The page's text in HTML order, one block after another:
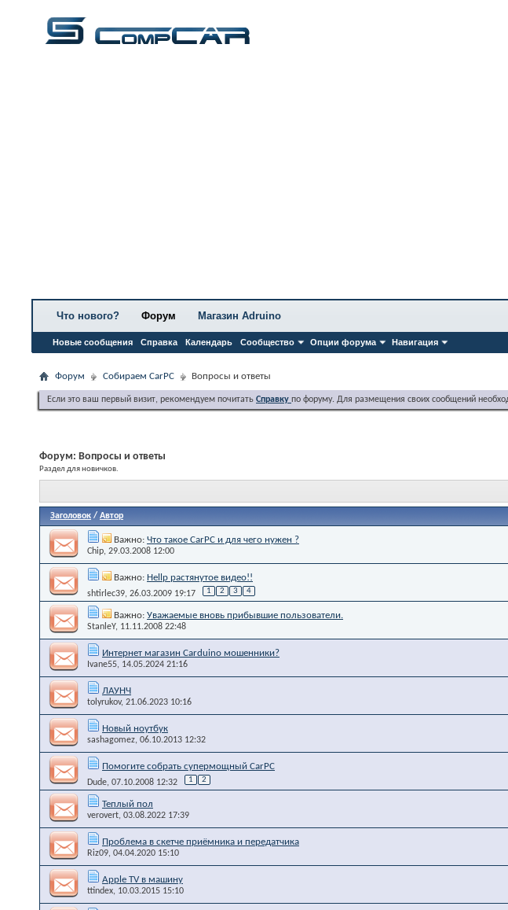
Что нового? Форум
Новые сообщения Справка Календарь Сообщество Опции форума Навигация
Магазин Adruino
Форум Собираем CarPC Вопросы и ответы
Если это ваш первый визит, рекомендуем почитать Справку по форуму. Для размещения своих сообщений
Форум: Вопросы и ответы
Раздел для новичков.
Заголовок / Автор
Важно: Что такое CarPC и для чего нужен ?
Chip, 29.03.2008 12:00
Важно: Hellp растянутое видео!!
shtirlec39, 26.03.2009 19:17 1 2 3 4
Важно: Уважаемые вновь прибывшие пользователи.
StanleY, 11.11.2008 22:48
Интернет магазин Carduino мошенники?
Ivane55, 14.05.2024 21:16
ЛАУНЧ
tolyrukov, 21.06.2023 10:16
Новый ноутбук
sashagomez, 06.10.2013 12:32
Помогите собрать супермощный CarPC
Dude, 07.10.2008 12:32 1 2
Теплый пол
verovert, 03.08.2022 17:39
Проблема в скетче приёмника и передатчика
Riz09, 04.04.2020 15:10
Apple TV в машину
ttindex, 10.03.2015 15:10